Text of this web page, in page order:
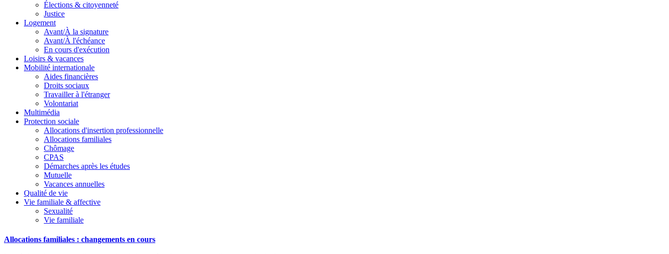
Élections & citoyenneté
Justice
Logement
Avant/À la signature
Avant/À l'échéance
En cours d'exécution
Loisirs & vacances
Mobilité internationale
Aides financières
Droits sociaux
Travailler à l'étranger
Volontariat
Multimédia
Protection sociale
Allocations d'insertion professionnelle
Allocations familiales
Chômage
CPAS
Démarches après les études
Mutuelle
Vacances annuelles
Qualité de vie
Vie familiale & affective
Sexualité
Vie familiale
Allocations familiales : changements en cours